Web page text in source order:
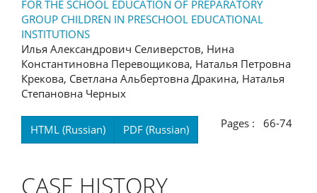
FOR THE SCHOOL EDUCATION OF PREPARATORY
GROUP CHILDREN IN PRESCHOOL EDUCATIONAL
INSTITUTIONS
Илья Александрович Селиверстов, Нина
Константиновна Перевощикова, Наталья Петровна
Крекова, Светлана Альбертовна Дракина, Наталья
Степановна Черных
HTML (Russian) PDF (Russian) Pages : 66-74
CASE HISTORY